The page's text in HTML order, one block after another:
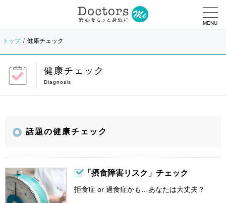
MENU
トップ 健康チェック
健康チェック
話題の健康チェック
「摂食障害リスク」チェック
拒食症 or 過食症かも…あなたは大丈夫？